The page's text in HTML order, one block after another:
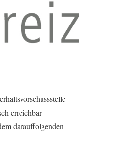
erreichbar.
darauffolgenden